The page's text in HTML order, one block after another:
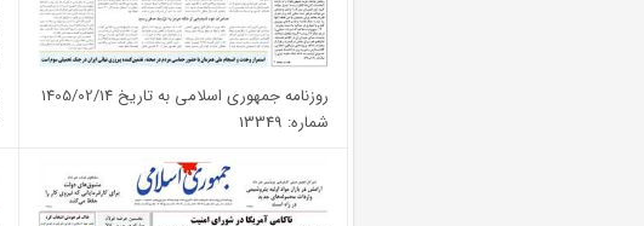
روزنامه جمهوری اسلامی به تاریخ 1405/02/14
شماره: 13349